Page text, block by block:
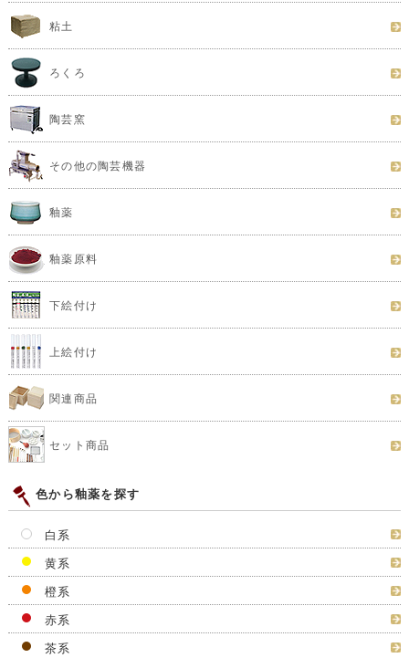
粘土
ろくろ
陶芸窯
その他の陶芸機器
釉薬
釉薬原料
下絵付け
上絵付け
関連商品
セット商品
色から釉薬を探す
白系
黄系
橙系
赤系
茶系